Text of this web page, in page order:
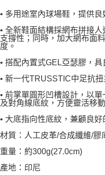
• 多用途室內球場鞋，提供良
• 全新鞋面結構採網布拼接
支撐性；同時，加大網布面
度。
• 搭配內置式GEL亞瑟膠，具
• 新一代TRUSSTIC中足抗
• 前掌單圓形凹槽設計，以
及對角線底紋，方便靈活移動
• 大底指向性底紋，兼顧良好
材質：人工皮革/合成纖維/膠
重量：約300g(27.0cm)
產地：印尼